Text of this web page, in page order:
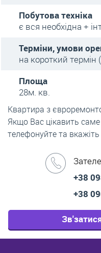
Побутова техніка
є вся необхідна +
Терміни, умови
на короткий термін
Площа
28м. кв.
Квартира з
Якщо Вас цікавить саме
телефонуйте та
+38
+38